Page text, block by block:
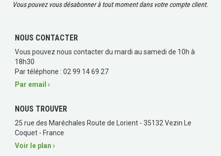
Vous pouvez vous désabonner à tout moment dans votre compte client.
NOUS CONTACTER
Vous pouvez nous contacter du mardi au samedi de 10h à
18h30
Par téléphone : 02 99 14 69 27
Par email ›
NOUS TROUVER
25 rue des Maréchales Route de Lorient - 35132 Vezin Le
Coquet - France
Voir le plan ›